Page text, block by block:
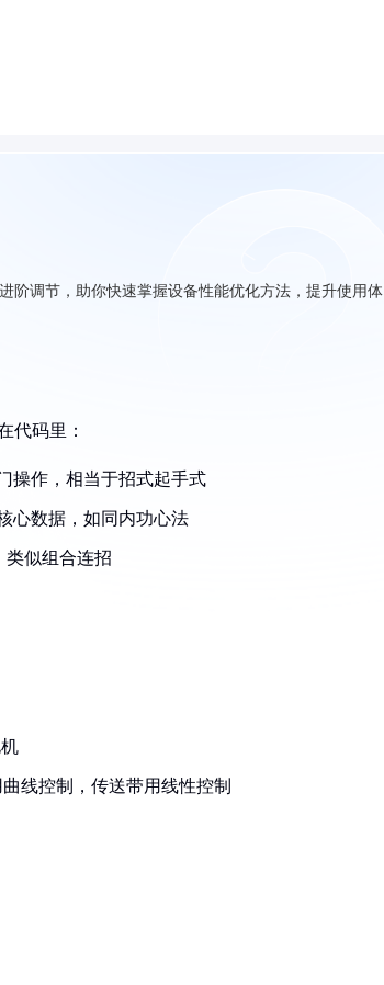
阶调节，助你快速掌握设备性能优化方法，提升使用体
代码里：
操作，相当于招式起手式
心数据，如同内功心法
类似组合连招
线控制，传送带用线性控制